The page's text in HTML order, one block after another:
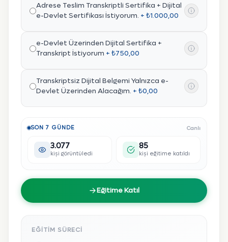
Adrese Teslim Transkriptli Sertifika + Dijital
e-Devlet Sertifikası İstiyorum. + ₺1.000,00
e-Devlet Üzerinden Dijital Sertifika +
Transkript İstiyorum + ₺750,00
Transkriptsiz Dijital Belgemi Yalnızca e-
Devlet Üzerinden Alacağım. + ₺0,00
SON 7 GÜNDE Canlı
3.077
kişi görüntüledi
85
kişi eğitime katıldı
Eğitime Katıl
EĞITIM SÜRECI